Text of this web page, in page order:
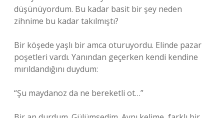
düşünüyordum. Bu kadar basit bir şey neden
zihnime bu kadar takılmıştı?
Bir köşede yaşlı bir amca oturuyordu. Elinde pazar
poşetleri vardı. Yanından geçerken kendi kendine
mırıldandığını duydum:
“Şu maydanoz da ne bereketli ot…”